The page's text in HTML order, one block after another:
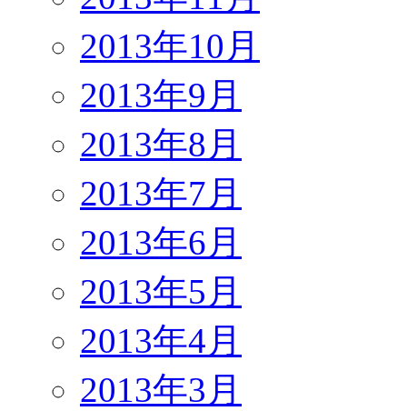
2013年10月
2013年9月
2013年8月
2013年7月
2013年6月
2013年5月
2013年4月
2013年3月